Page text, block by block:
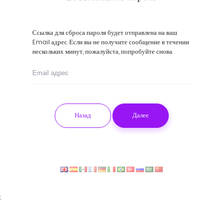
Ссылка для сброса пароля будет отправлена на ваш
Email адрес. Если вы не получите сообщение в течении
нескольких минут, пожалуйста, попробуйте снова.
Назад Далее
;